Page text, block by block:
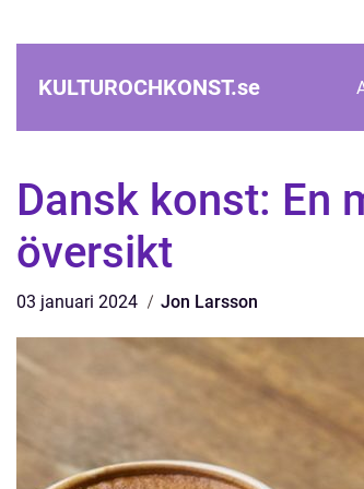
KULTUROCHKONST.se
Dansk konst: En
översikt
03 januari 2024 Jon Larsson